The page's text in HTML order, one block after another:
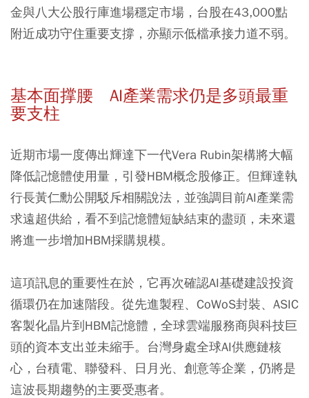
金與八大公股行庫進場穩定市場，台股在43,000點
附近成功守住重要支撐，亦顯示低檔承接力道不弱。
基本面撑腰 AI產業需求仍是多頭最重
要支柱
近期市場一度傳出輝達下一代Vera Rubin架構將大幅
降低記憶體使用量，引發HBM概念股修正。但輝達執
行長黃仁勳公開駁斥相關說法，並強調目前AI產業需
求遠超供給，看不到記憶體短缺結束的盡頭，未來還
將進一步增加HBM採購規模。
這項訊息的重要性在於，它再次確認AI基礎建設投資
循環仍在加速階段。從先進製程、CoWoS封裝、ASIC
客製化晶片到HBM記憶體，全球雲端服務商與科技巨
頭的資本支出並未縮手。台灣身處全球AI供應鏈核
心，台積電、聯發科、日月光、創意等企業，仍將是
這波長期趨勢的主要受惠者。